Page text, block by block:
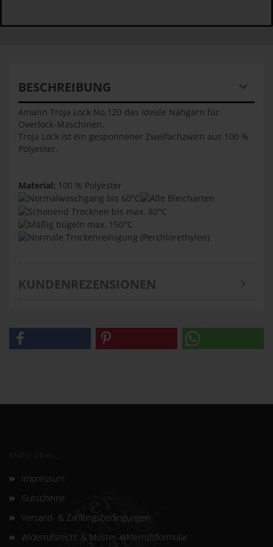
BESCHREIBUNG
Amann Troja Lock No.120 das ideale Nähgarn für
Overlock-Maschinen.
Troja Lock ist ein gesponnener Zweifachzwirn aus 100 %
Polyester.
Material: 100 % Polyester
KUNDENREZENSIONEN
Impressum
Gutscheine
Versand- & Zahlungsbedingungen
Widerrufsrecht & Muster-Widerrufsformular